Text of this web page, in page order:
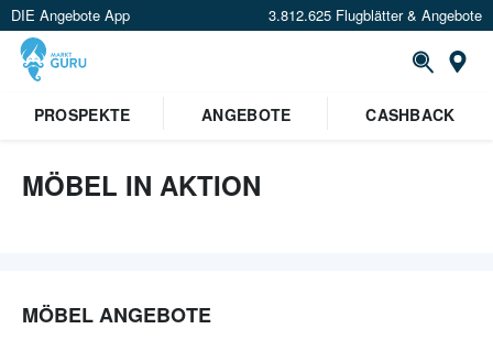
DIE Angebote App 3.812.625 Flugblätter & Angebote
PROSPEKTE
ANGEBOTE CASHBACK
MÖBEL IN AKTION
MÖBEL ANGEBOTE